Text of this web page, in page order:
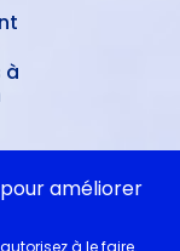
à
améliorer
à le faire.